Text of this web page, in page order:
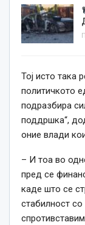
Тој исто така
политичкото
подразбира
поддршка“,
оние влади
– И тоа во
пред се
каде што се
стабилност